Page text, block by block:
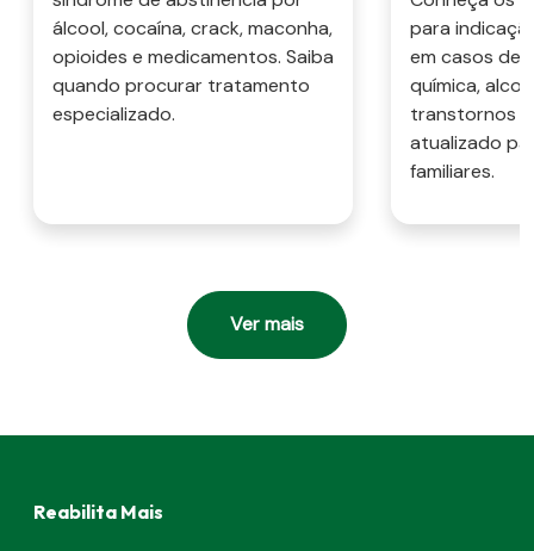
álcool, cocaína, crack, maconha,
opioides e medicamentos. Saiba
quando procurar tratamento
especializado.
para
em casos de
química,
transtornos
atualizado
familiares.
Ver mais
Reabilita Mais